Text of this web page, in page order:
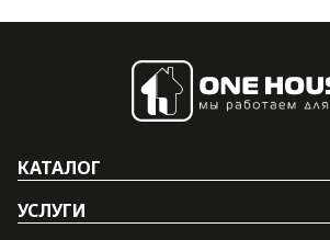
КАТАЛОГ
УСЛУГИ